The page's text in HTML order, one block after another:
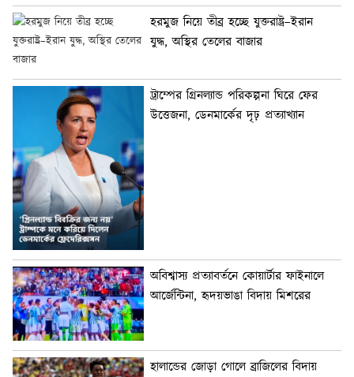
হরমুজ নিয়ে তীব্র হচ্ছে যুক্তরাষ্ট্র–ইরান
যুদ্ধ, অস্থির তেলের বাজার
ট্রাম্পের গ্রিনল্যান্ড পরিকল্পনা ঘিরে ফের
উত্তেজনা, ডেনমার্কের দৃঢ় প্রত্যাখ্যান
অবিশ্বাস্য প্রত্যাবর্তনে কোয়ার্টার ফাইনালে
আর্জেন্টিনা, হৃদয়ভাঙা বিদায় মিশরের
হালান্ডের জোড়া গোলে ব্রাজিলের বিদায়